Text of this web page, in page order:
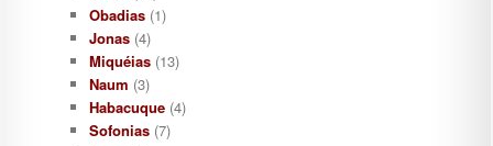
Obadias(1)
Jonas(4)
Miquéias(13)
Naum (3)
Habacuque(4)
Sofonias(7)